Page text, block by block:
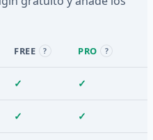
FREE ? PRO ?
✓ ✓
✓ ✓